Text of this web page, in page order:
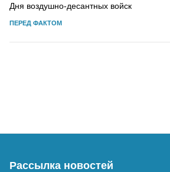
Дня воздушно-десантных войск
ПЕРЕД ФАКТОМ
Рассылка новостей